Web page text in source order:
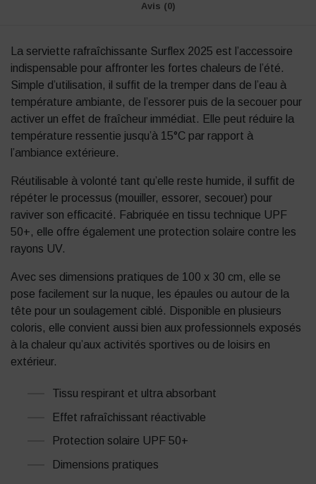
Avis (0)
La serviette rafraîchissante Surflex 2025 est l’accessoire
indispensable pour affronter les fortes chaleurs de l’été.
Simple d’utilisation, il suffit de la tremper dans de l’eau à
température ambiante, de l’essorer puis de la secouer pour
activer un effet de fraîcheur immédiat. Elle peut réduire la
température ressentie jusqu’à 15°C par rapport à
l’ambiance extérieure.
Réutilisable à volonté tant qu’elle reste humide, il suffit de
répéter le processus (mouiller, essorer, secouer) pour
raviver son efficacité. Fabriquée en tissu technique UPF
50+, elle offre également une protection solaire contre les
rayons UV.
Avec ses dimensions pratiques de 100 x 30 cm, elle se
pose facilement sur la nuque, les épaules ou autour de la
tête pour un soulagement ciblé. Disponible en plusieurs
coloris, elle convient aussi bien aux professionnels exposés
à la chaleur qu’aux activités sportives ou de loisirs en
extérieur.
Tissu respirant et ultra absorbant
Effet rafraîchissant réactivable
Protection solaire UPF 50+
Dimensions pratiques